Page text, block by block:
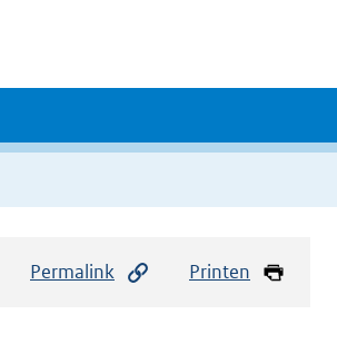
Permalink Printen